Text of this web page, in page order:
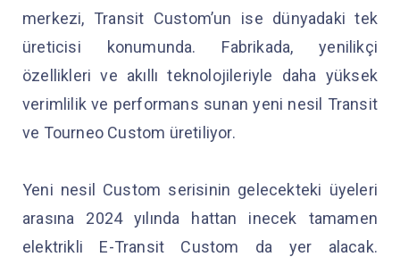
merkezi, Transit Custom’un ise dünyadaki tek
üreticisi konumunda. Fabrikada, yenilikçi
özellikleri ve akıllı teknolojileriyle daha yüksek
verimlilik ve performans sunan yeni nesil Transit
ve Tourneo Custom üretiliyor.
Yeni nesil Custom serisinin gelecekteki üyeleri
arasına 2024 yılında hattan inecek tamamen
elektrikli E-Transit Custom da yer alacak.